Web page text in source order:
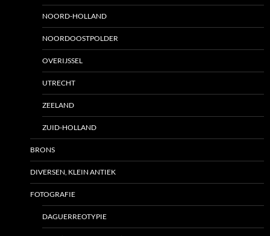
NOORD-HOLLAND
NOORDOOSTPOLDER
OVERIJSSEL
UTRECHT
ZEELAND
ZUID-HOLLAND
BRONS
DIVERSEN, KLEIN ANTIEK
FOTOGRAFIE
DAGUERREOTYPIE